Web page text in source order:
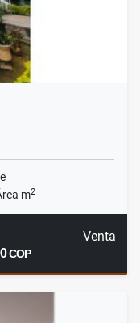
m2
Venta
COP